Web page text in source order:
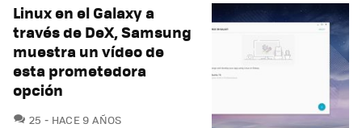
Linux en el Galaxy a
través de DeX, Samsung
muestra un vídeo de
esta prometedora
opción
25 COMENTARIOS
HACE 9 AÑOS